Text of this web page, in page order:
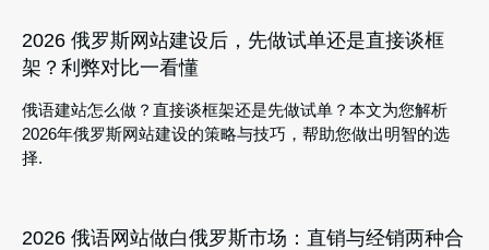
2026 俄罗斯网站建设后，先做试单还是直接谈框
架？利弊对比一看懂
俄语建站怎么做？直接谈框架还是先做试单？本文为您解析
2026年俄罗斯网站建设的策略与技巧，帮助您做出明智的选
择.
2026 俄语网站做白俄罗斯市场：直销与经销两种合